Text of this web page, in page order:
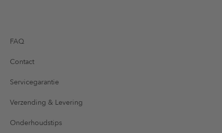
FAQ
Contact
Servicegarantie
Verzending & Levering
Onderhoudstips